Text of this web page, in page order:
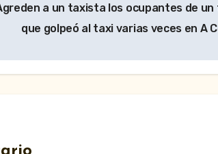
a un taxista los ocupantes de un
que golpeó al taxi varias veces en A